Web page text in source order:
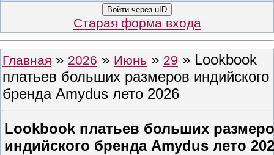
Войти через uID
Старая форма входа
Главная » 2026 » Июнь » 29 » Lookbook
платьев больших размеров индийского
бренда Amydus лето 2026
Lookbook платьев больших
индийского бренда Amydus лето